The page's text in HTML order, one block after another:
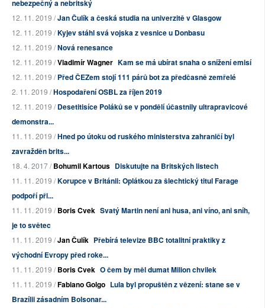
nebezpečný a nebritský
12. 11. 2019 /Jan Čulík a česká studia na univerzitě v Glasgow
12. 11. 2019 /Kyjev stáhl svá vojska z vesnice u Donbasu
12. 11. 2019 /Nová renesance
12. 11. 2019 /Vladimír Wagner Kam se má ubírat snaha o snížení emisí
12. 11. 2019 /Před ČEZem stojí 111 párů bot za předčasně zemřelé
2. 11. 2019 /Hospodaření OSBL za říjen 2019
12. 11. 2019 /Desetitisíce Poláků se v pondělí účastnily ultrapravicové
demonstra...
11. 11. 2019 /Hned po útoku od ruského ministerstva zahraničí byl
zavražděn brits...
18. 4. 2017 /Bohumil Kartous Diskutujte na Britských listech
11. 11. 2019 /Korupce v Británii: Oplátkou za šlechtický titul Farage
podpoří při...
11. 11. 2019 /Boris Cvek Svatý Martin není ani husa, ani víno, ani sníh,
je to světec
11. 11. 2019 /Jan Čulík Přebírá televize BBC totalitní praktiky z
východní Evropy před roke...
11. 11. 2019 /Boris Cvek O čem by měl dumat Milion chvilek
11. 11. 2019 /Fabiano Golgo Lula byl propuštěn z vězení: stane se v
Brazílii zásadním Bolsonar...